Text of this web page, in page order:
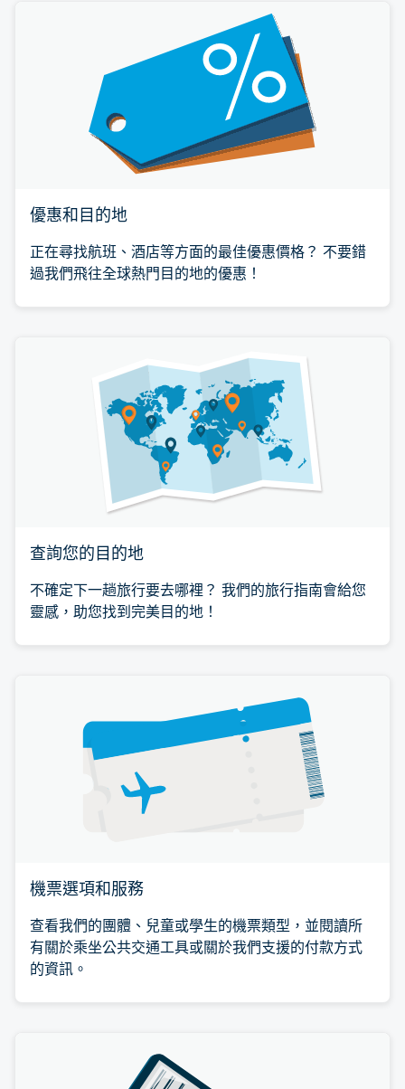
優惠和目的地
正在尋找航班、酒店等方面的最佳優惠價格？ 不要錯
過我們飛往全球熱門目的地的優惠！
查詢您的目的地
不確定下一趟旅行要去哪裡？ 我們的旅行指南會給您
靈感，助您找到完美目的地！
機票選項和服務
查看我們的團體、兒童或學生的機票類型，並閱讀所
有關於乘坐公共交通工具或關於我們支援的付款方式
的資訊。